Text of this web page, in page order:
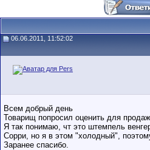
06.06.2011, 11:52:02
Всем добрый день
Товарищ попросил оценить для
Я так понимаю, чт это штемпель
Сорри, но я в этом "холодный",
Заранее спасибо.